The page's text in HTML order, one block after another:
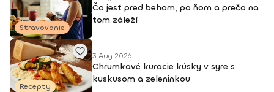
plány, ale o vzťah k sebe, k telu, k jedlu a k životu. Pracujem
so sebapoznaním, neurobiológiou, epigenetikou, výživou a
koučingom, aby som vám pomohla nájsť vašu vlastnú cestu.
Prinášam inovatívny prístup, odborné zdroje a hlboké
pochopenie.
Stravovanie
Čo jesť pred behom, po ňom a prečo na
tom záleží
Recepty
3 Aug 2026
Chrumkavé kuracie kúsky v syre s
kuskusom a zeleninkou